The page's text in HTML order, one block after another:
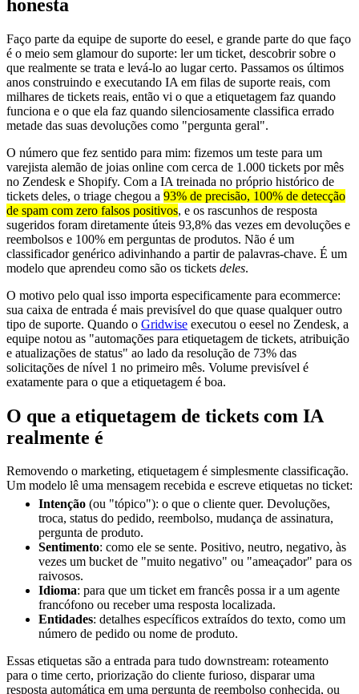
honesta
Faço parte da equipe de suporte do eesel, e grande parte do que faço
é o meio sem glamour do suporte: ler um ticket, descobrir sobre o
que realmente se trata e levá-lo ao lugar certo. Passamos os últimos
anos construindo e executando IA em filas de suporte reais, com
milhares de tickets reais, então vi o que a etiquetagem faz quando
funciona e o que ela faz quando silenciosamente classifica errado
metade das suas devoluções como "pergunta geral".
O número que fez sentido para mim: fizemos um teste para um
varejista alemão de joias online com cerca de 1.000 tickets por mês
no Zendesk e Shopify. Com a IA treinada no próprio histórico de
tickets deles, o triage chegou a 93% de precisão, 100% de detecção
de spam com zero falsos positivos, e os rascunhos de resposta
sugeridos foram diretamente úteis 93,8% das vezes em devoluções e
reembolsos e 100% em perguntas de produtos. Não é um
classificador genérico adivinhando a partir de palavras-chave. É um
modelo que aprendeu como são os tickets deles.
O motivo pelo qual isso importa especificamente para ecommerce:
sua caixa de entrada é mais previsível do que quase qualquer outro
tipo de suporte. Quando o Gridwise executou o eesel no Zendesk, a
equipe notou as "automações para etiquetagem de tickets, atribuição
e atualizações de status" ao lado da resolução de 73% das
solicitações de nível 1 no primeiro mês. Volume previsível é
exatamente para o que a etiquetagem é boa.
O que a etiquetagem de tickets com IA
realmente é
Removendo o marketing, etiquetagem é simplesmente classificação.
Um modelo lê uma mensagem recebida e escreve etiquetas no ticket:
Intenção (ou "tópico"): o que o cliente quer. Devoluções,
troca, status do pedido, reembolso, mudança de assinatura,
pergunta de produto.
Sentimento: como ele se sente. Positivo, neutro, negativo, às
vezes um bucket de "muito negativo" ou "ameaçador" para os
raivosos.
Idioma: para que um ticket em francês possa ir a um agente
francófono ou receber uma resposta localizada.
Entidades: detalhes específicos extraídos do texto, como um
número de pedido ou nome de produto.
Essas etiquetas são a entrada para tudo downstream: roteamento
para o time certo, priorização do cliente furioso, disparar uma
resposta automática em uma pergunta de reembolso conhecida, ou